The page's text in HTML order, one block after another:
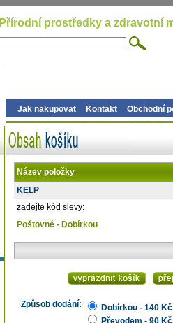
Přírodní prostředky a zdravotní
Jak nakupovat Kontakt Obchodní
Název položky
KELP
zadejte kód slevy:
Poštovné - Dobírkou
Způsob dodání:
Dobírkou - 140
Převodem - 90